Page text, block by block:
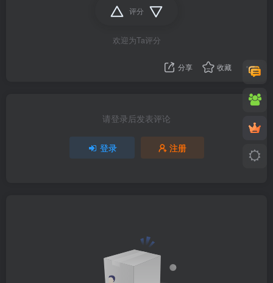
评分
欢迎为Ta评分
分享 收藏
请登录后发表评论
登录 注册